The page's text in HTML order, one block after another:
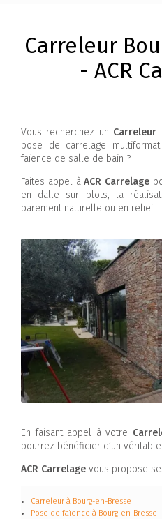
Carreleur
- ACR
Vous recherchez un Carreleur
pose de carrelage
faïence de salle de bain ?
Faites appel àACR Carrelage
en dalle sur plots, la
parement naturelle ou en relief.
En faisant appel à votre
pourrez bénéficier d’un
ACR Carrelage vous propose
Carreleur à Bourg-en-Bresse
Pose de faïence à Bourg-en-Bresse